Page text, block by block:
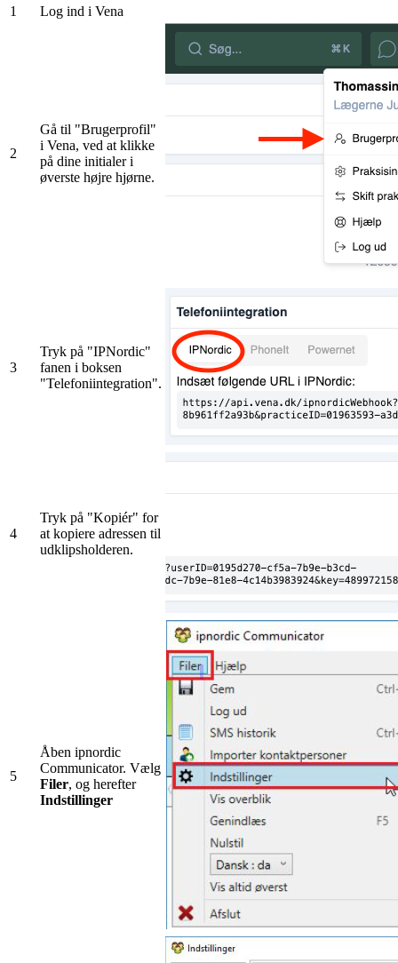
1
Log ind i Vena
2
Gå til "Brugerprofil"
i Vena, ved at klikke
på dine initialer i
øverste højre hjørne.
3
Tryk på "IPNordic"
fanen i boksen
"Telefoniintegration".
4
Tryk på "Kopiér" for
at kopiere adressen til
udklipsholderen.
5
Åben​ ​ipnordic
Communicator. Vælg
Filer, og herefter
Indstillinger